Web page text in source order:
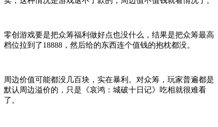
零创游戏要是把众筹福利做好点也没什么，结果是把众筹最高
档位拉到了18888，然后给的东西连个值钱的抱枕都没。
周边价值可能都没几百块，实在暴利。对众筹，玩家普遍都是
默认周边溢价的，只是《哀鸿：城破十日记》吃相就很难看
了。